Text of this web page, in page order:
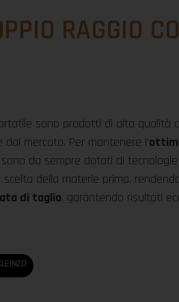
RAGGIO
sono prodotti di alta qualità
mercato. Per mantenere l’
da sempre dotati di
della materie prima.
di taglio. garantendo risultati